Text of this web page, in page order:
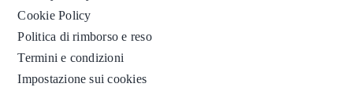
Cookie Policy
Politica di rimborso e reso
Termini e condizioni
Impostazione sui cookies